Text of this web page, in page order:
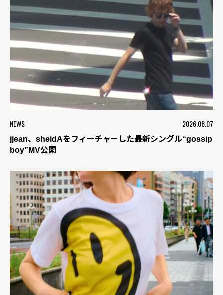
NEWS 2026.08.07
jjean、sheidAをフィーチャーした最新シングル“gossip
boy”MV公開